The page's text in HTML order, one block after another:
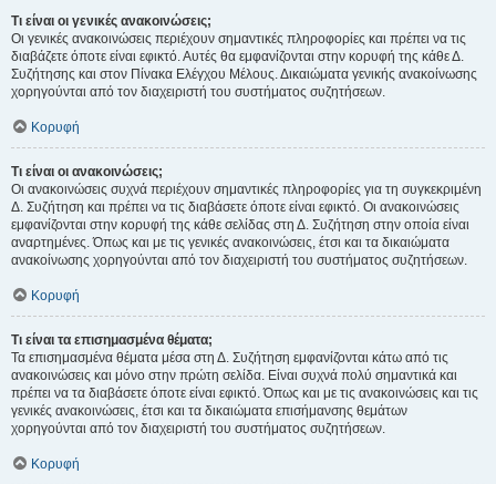
Τι είναι οι γενικές ανακοινώσεις;
Οι γενικές ανακοινώσεις περιέχουν σημαντικές πληροφορίες και πρέπει να τις
διαβάζετε όποτε είναι εφικτό. Αυτές θα εμφανίζονται στην κορυφή της κάθε Δ.
Συζήτησης και στον Πίνακα Ελέγχου Μέλους. Δικαιώματα γενικής ανακοίνωσης
χορηγούνται από τον διαχειριστή του συστήματος συζητήσεων.
Κορυφή
Τι είναι οι ανακοινώσεις;
Οι ανακοινώσεις συχνά περιέχουν σημαντικές πληροφορίες για τη συγκεκριμένη
Δ. Συζήτηση και πρέπει να τις διαβάσετε όποτε είναι εφικτό. Οι ανακοινώσεις
εμφανίζονται στην κορυφή της κάθε σελίδας στη Δ. Συζήτηση στην οποία είναι
αναρτημένες. Όπως και με τις γενικές ανακοινώσεις, έτσι και τα δικαιώματα
ανακοίνωσης χορηγούνται από τον διαχειριστή του συστήματος συζητήσεων.
Κορυφή
Τι είναι τα επισημασμένα θέματα;
Τα επισημασμένα θέματα μέσα στη Δ. Συζήτηση εμφανίζονται κάτω από τις
ανακοινώσεις και μόνο στην πρώτη σελίδα. Είναι συχνά πολύ σημαντικά και
πρέπει να τα διαβάσετε όποτε είναι εφικτό. Όπως και με τις ανακοινώσεις και τις
γενικές ανακοινώσεις, έτσι και τα δικαιώματα επισήμανσης θεμάτων
χορηγούνται από τον διαχειριστή του συστήματος συζητήσεων.
Κορυφή